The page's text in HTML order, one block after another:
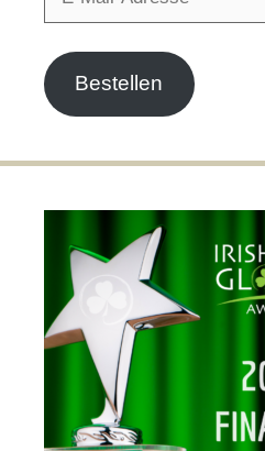
Bestellen